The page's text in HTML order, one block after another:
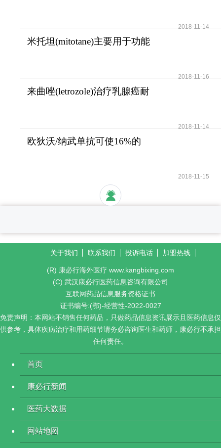
2018-11-14
米托坦(mitotane)主要用于功能
2018-11-16
来曲唑(letrozole)治疗乳腺癌耐
2018-11-14
欧狄沃/纳武单抗可使16%的
2018-11-15
关于我们 联系我们 投诉电话 加盟热线
(R) 康必行海外医疗 www.kangbixing.com
(C) 武汉康必行医药信息咨询有限公司
互联网药品信息服务资格证书
证书编号:(鄂)-经营性-2022-0027
免责声明：本网站不销售任何药品，只做药品信息资讯展示且医药信息仅
供参考，具体疾病治疗和用药细节请务必咨询医生和药师，康必行不承担
任何责任。
首页
康必行新闻
医药大数据
网站地图